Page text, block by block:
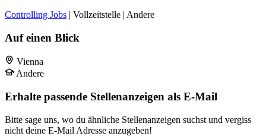
Controlling Jobs | Vollzeitstelle | Andere
Auf einen Blick
Vienna
Andere
Erhalte passende Stellenanzeigen als E-Mail
Bitte sage uns, wo du ähnliche Stellenanzeigen suchst und vergiss
nicht deine E-Mail Adresse anzugeben!